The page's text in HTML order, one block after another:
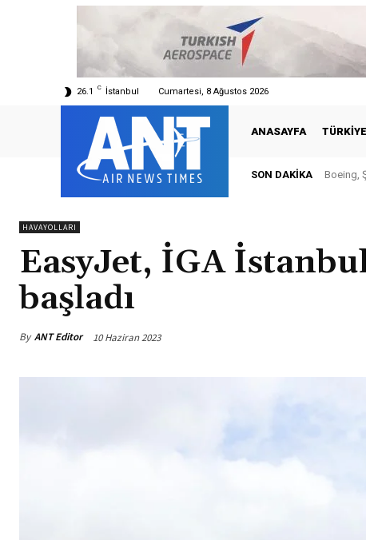
26.1 C İstanbul Cumartesi, 8 Ağustos 2026
ANASAYFA TÜRKIYE
SON DAKIKABoeing,Türkiye
HAVAYOLLARI
EasyJet, İGA
başladı
By ANT Editor 10 Haziran 2023